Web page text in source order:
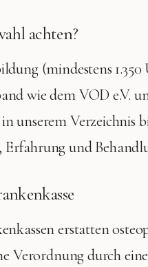
achten?
(mindestens
wie dem VOD e.V.
unserem Verzeichnis
und
erstatten
Verordnung durch